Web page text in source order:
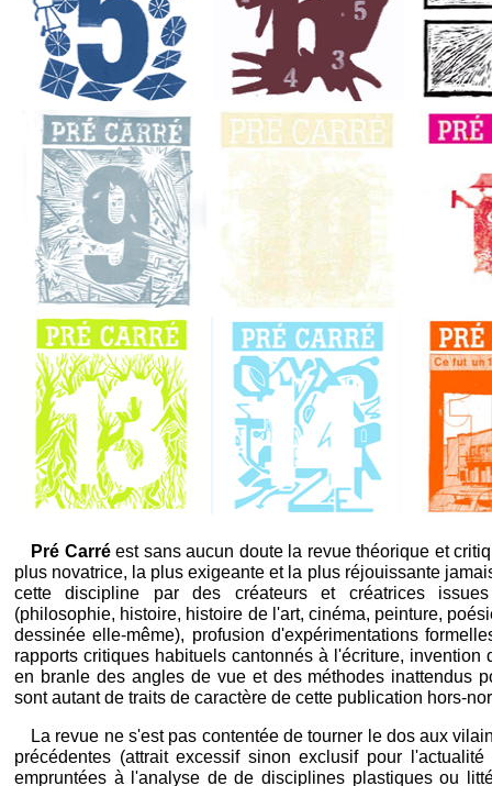
Pré Carréest sans aucun doute la revue théorique et
plus novatrice, la plus exigeante et la plus réjouissante
cette discipline par des créateurs et créatrices
(philosophie, histoire, histoire de l'art, cinéma, peinture,
dessinée elle-même), profusion d'expérimentations
rapports critiques habituels cantonnés à l'écriture,
en branle des angles de vue et des méthodes inattendus
sont autant de traits de caractère de cette publication hors-
La revue ne s'est pas contentée de tourner le dos aux
précédentes (attrait excessif sinon exclusif pour
empruntées à l'analyse de de disciplines plastiques ou